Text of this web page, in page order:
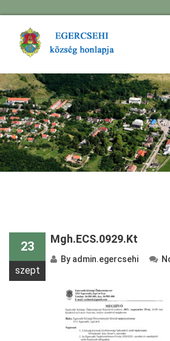
23
szept
Mgh.ECS.0929.Kt
By admin.egercsehi